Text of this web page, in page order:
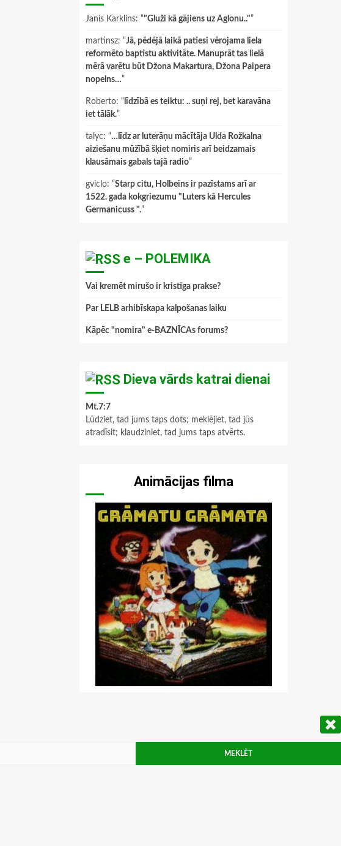
Janis Karklins: “"Gluži kā gājiens uz Aglonu.."”
martinsz: “Jā, pēdējā laikā patiesi vērojama liela
reformēto baptistu aktivitāte. Manuprāt tas lielā
mērā varētu būt Džona Makartura, Džona Paipera
nopelns…”
Roberto: “ līdzībā es teiktu: .. suņi rej, bet karavāna
iet tālāk.”
talyc: “…līdz ar luterāņu mācītāja Ulda Rožkalna
aiziešanu mūžībā šķiet nomiris arī beidzamais
klausāmais gabals tajā radio”
gviclo: “Starp citu, Holbeins ir pazīstams arī ar
1522. gada kokgriezumu "Luters kā Hercules
Germanicuss ".”
e – POLEMIKA
Vai kremēt mirušo ir kristīga prakse?
Par LELB arhibīskapa kalpošanas laiku
Kāpēc "nomira" e-BAZNĪCAs forums?
Dieva vārds katrai dienai
Mt.7:7
Lūdziet, tad jums taps dots; meklējiet, tad jūs
atradīsit; klaudziniet, tad jums taps atvērts.
Animācijas filma